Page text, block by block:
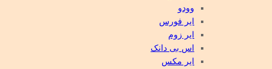
وودو
ایر فورس
ایر زوم
اس بی دانک
ایر مکس